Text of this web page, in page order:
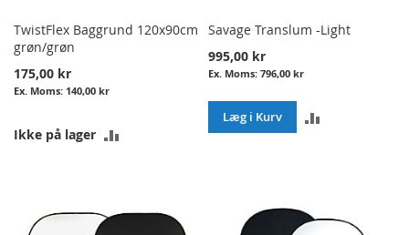
TwistFlex Baggrund 120x90cm
grøn/grøn
175,00 kr
140,00 kr
Ikke på lager
Savage Translum -Light
995,00 kr
796,00 kr
Læg i Kurv